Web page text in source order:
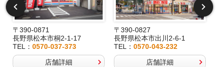
〒390-0871
長野県松本市桐2-1-17
TEL：0570-037-373
店舗詳細
〒390-0827
長野県松本市出川2-6-1
TEL：0570-043-232
店舗詳細